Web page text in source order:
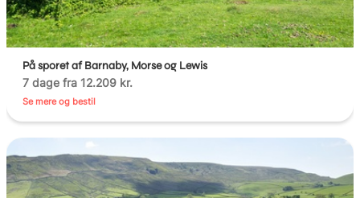
På sporet af Barnaby, Morse og Lewis
7 dage fra 12.209 kr.
Se mere og bestil